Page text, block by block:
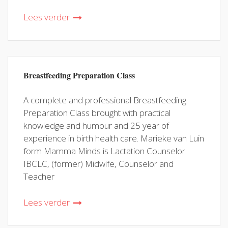
Lees verder
Breastfeeding Preparation Class
A complete and professional Breastfeeding
Preparation Class brought with practical
knowledge and humour and 25 year of
experience in birth health care. Marieke van Luin
form Mamma Minds is Lactation Counselor
IBCLC, (former) Midwife, Counselor and
Teacher
Lees verder